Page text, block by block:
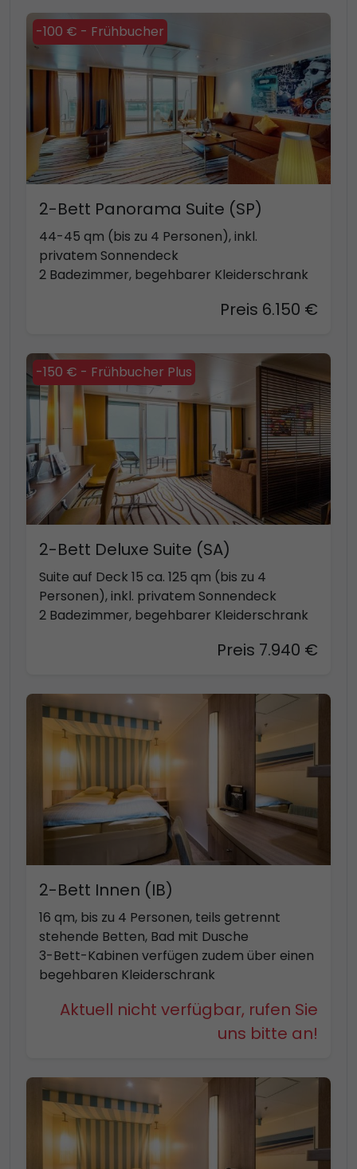
-100 € - Frühbucher
2-Bett Panorama Suite (SP)
44-45 qm (bis zu 4 Personen), inkl.
privatem Sonnendeck
2 Badezimmer, begehbarer Kleiderschrank
Preis 6.150 €
-150 € - Frühbucher Plus
2-Bett Deluxe Suite (SA)
Suite auf Deck 15 ca. 125 qm (bis zu 4
Personen), inkl. privatem Sonnendeck
2 Badezimmer, begehbarer Kleiderschrank
Preis 7.940 €
2-Bett Innen (IB)
16 qm, bis zu 4 Personen, teils getrennt
stehende Betten, Bad mit Dusche
3-Bett-Kabinen verfügen zudem über einen
begehbaren Kleiderschrank
Aktuell nicht verfügbar, rufen Sie
uns bitte an!